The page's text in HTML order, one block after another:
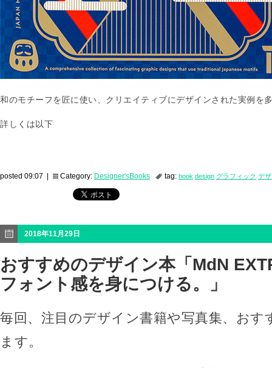
和のモチーフを匠に使い、クリエイティブにデザインされた実例を
詳しくは以下
posted 09:07 | Category: Designer'sBooks tag: book design グラフィック デ
2018年11月29日
おすすめのデザイン本「MdN
フォント感を身につける。」
毎回、注目のデザイン書籍や写真集、おす
ます。